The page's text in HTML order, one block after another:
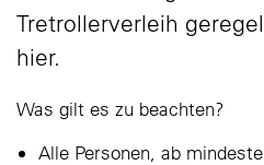
Tretrollerverleih
hier.
Was gilt es zu beachten?
Alle Personen, ab